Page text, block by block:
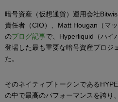
暗号資産（仮想通貨）運用会社
責任者（CIO）、Matt Hougan（マ
のブログ記事で、Hyperliquid（ハイ
登場した最も重要な暗号資産プロジ
た。
そのネイティブトークンである
の中で最高のパフォーマンスを誇り